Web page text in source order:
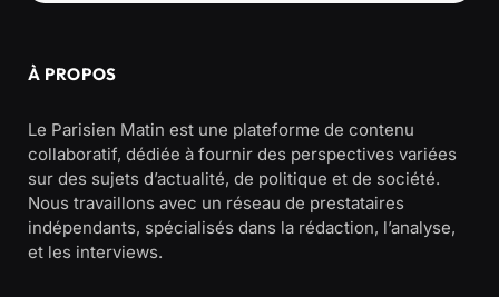
À PROPOS
Le Parisien Matin est une plateforme de contenu
collaboratif, dédiée à fournir des perspectives variées
sur des sujets d’actualité, de politique et de société.
Nous travaillons avec un réseau de prestataires
indépendants, spécialisés dans la rédaction, l’analyse,
et les interviews.